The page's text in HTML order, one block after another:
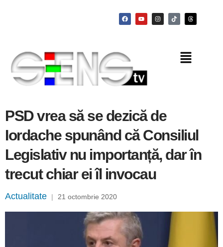
PSD vrea să se dezică de
Iordache spunând că Consiliul
Legislativ nu importanță, dar în
trecut chiar ei îl invocau
Actualitate | 21 octombrie 2020